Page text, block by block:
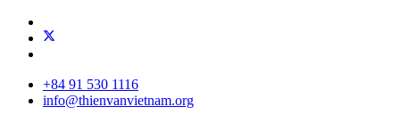
+84 91 530 1116
info@thienvanvietnam.org